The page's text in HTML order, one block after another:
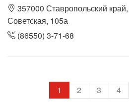
357000 Ставропольский
Советская, 105а
(86550) 3-71-68
1 2 3 4